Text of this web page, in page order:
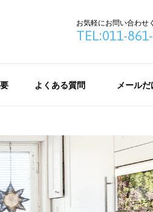
お気軽にお問い合わせ
TEL:011-
よくある質問 メール